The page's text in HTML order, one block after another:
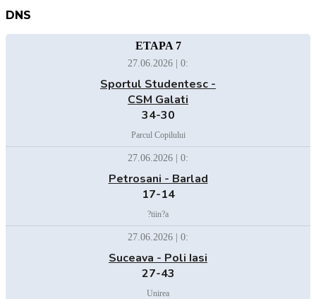
DNS
ETAPA 7
27.06.2026 | 0:
Sportul Studentesc -
CSM Galati
34-30
Parcul Copilului
27.06.2026 | 0:
Petrosani - Barlad
17-14
?tiin?a
27.06.2026 | 0:
Suceava - Poli Iasi
27-43
Unirea